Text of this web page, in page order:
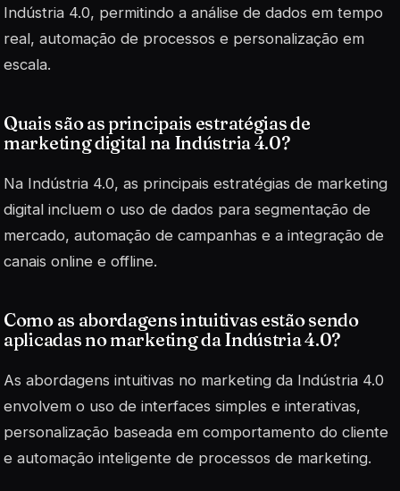
Indústria 4.0, permitindo a análise de dados em tempo
real, automação de processos e personalização em
escala.
Quais são as principais estratégias de
marketing digital na Indústria 4.0?
Na Indústria 4.0, as principais estratégias de marketing
digital incluem o uso de dados para segmentação de
mercado, automação de campanhas e a integração de
canais online e offline.
Como as abordagens intuitivas estão sendo
aplicadas no marketing da Indústria 4.0?
As abordagens intuitivas no marketing da Indústria 4.0
envolvem o uso de interfaces simples e interativas,
personalização baseada em comportamento do cliente
e automação inteligente de processos de marketing.